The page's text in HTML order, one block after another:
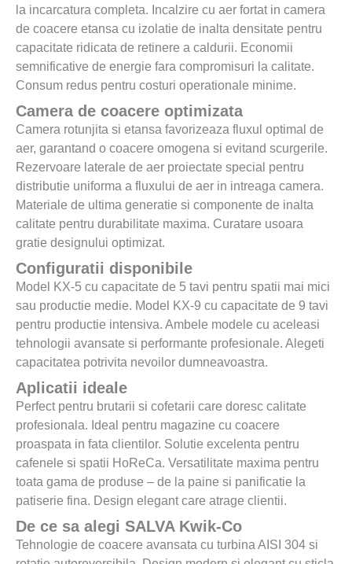
la incarcatura completa. Incalzire cu aer fortat in camera
de coacere etansa cu izolatie de inalta densitate pentru
capacitate ridicata de retinere a caldurii. Economii
semnificative de energie fara compromisuri la calitate.
Consum redus pentru costuri operationale minime.
Camera de coacere optimizata
Camera rotunjita si etansa favorizeaza fluxul optimal de
aer, garantand o coacere omogena si evitand scurgerile.
Rezervoare laterale de aer proiectate special pentru
distributie uniforma a fluxului de aer in intreaga camera.
Materiale de ultima generatie si componente de inalta
calitate pentru durabilitate maxima. Curatare usoara
gratie designului optimizat.
Configuratii disponibile
Model KX-5 cu capacitate de 5 tavi pentru spatii mai mici
sau productie medie. Model KX-9 cu capacitate de 9 tavi
pentru productie intensiva. Ambele modele cu aceleasi
tehnologii avansate si performante profesionale. Alegeti
capacitatea potrivita nevoilor dumneavoastra.
Aplicatii ideale
Perfect pentru brutarii si cofetarii care doresc calitate
profesionala. Ideal pentru magazine cu coacere
proaspata in fata clientilor. Solutie excelenta pentru
cafenele si spatii HoReCa. Versatilitate maxima pentru
toata gama de produse – de la paine si panificatie la
patiserie fina. Design elegant care atrage clientii.
De ce sa alegi SALVA Kwik-Co
Tehnologie de coacere avansata cu turbina AISI 304 si